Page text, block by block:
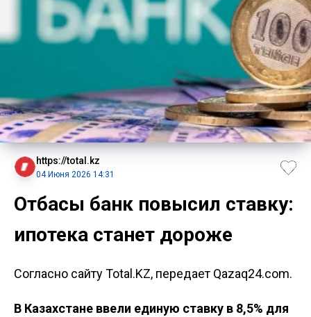
https://total.kz
04 Июня 2026 14:31
Отбасы банк повысил ставку:
ипотека станет дороже
Согласно сайту Total.KZ, передает Qazaq24.com.
В Казахстане ввели единую ставку в 8,5% для